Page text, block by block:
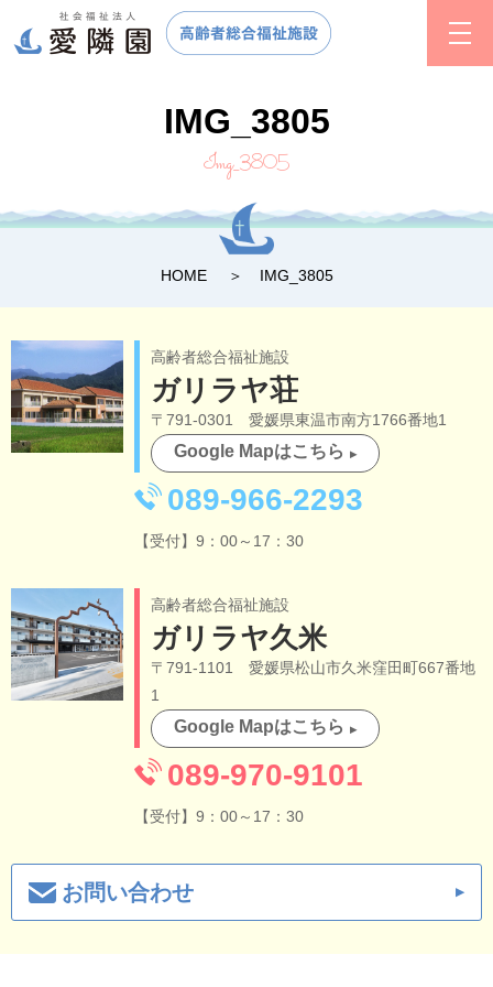
IMG_3805
Img_3805
HOME IMG_3805
高齢者総合福祉施設
ガリラヤ荘
〒791-0301 愛媛県東温市南方1766番地1
Google Mapはこちら
089-966-2293
【受付】9：00～17：30
高齢者総合福祉施設
ガリラヤ久米
〒791-1101 愛媛県松山市久米窪田町667番地
1
Google Mapはこちら
089-970-9101
【受付】9：00～17：30
お問い合わせ